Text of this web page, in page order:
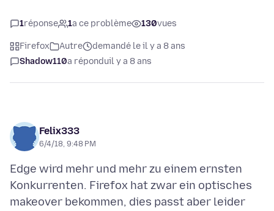
1réponse 1a ce problème 130vues
Firefox Autre
demandé le il y a 8 ans
Shadow110a réponduil y a 8 ans
Felix333
6/4/18, 9:48 PM
Edge wird mehr und mehr zu einem ernsten
Konkurrenten. Firefox hat zwar ein optisches
makeover bekommen, dies passt aber leider